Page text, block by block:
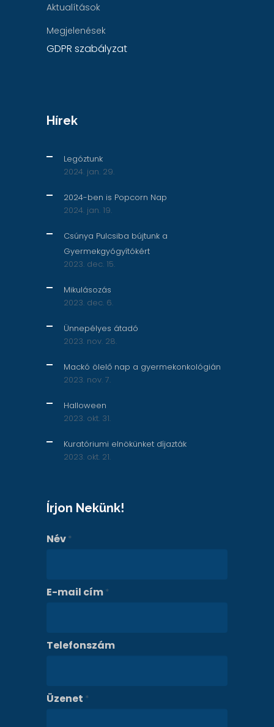
Aktualítások
Megjelenések
GDPR szabályzat
Hírek
Legóztunk
2024. jan. 29.
2024-ben is Popcorn Nap
2024. jan. 19.
Csúnya Pulcsiba bújtunk a
Gyermekgyógyítókért
2023. dec. 15.
Mikulásozás
2023. dec. 6.
Ünnepélyes átadó
2023. nov. 28.
Mackó ölelő nap a gyermekonkológián
2023. nov. 7.
Halloween
2023. okt. 31.
Kuratóriumi elnökünket díjazták
2023. okt. 21.
Írjon Nekünk!
Név *
E-mail cím *
Telefonszám
Üzenet *